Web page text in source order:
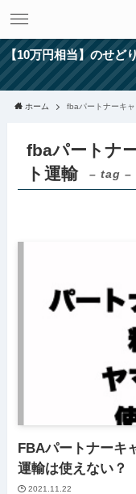
【10万円相当】のせど
ホーム fbaパートナーキ
fbaパートナ
ト運輸
– tag –
FBAパートナーキ
運輸は使えない？
2021.11.22